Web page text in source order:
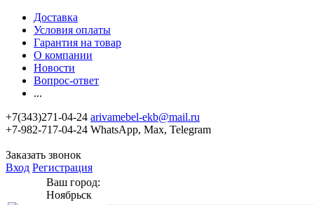
Доставка
Условия оплаты
Гарантия на товар
О компании
Новости
Вопрос-ответ
...
+7(343)271-04-24 arivamebel-ekb@mail.ru
+7-982-717-04-24 WhatsApp, Max, Telegram
Заказать звонок
Вход Регистрация
Ваш город:
Ноябрьск